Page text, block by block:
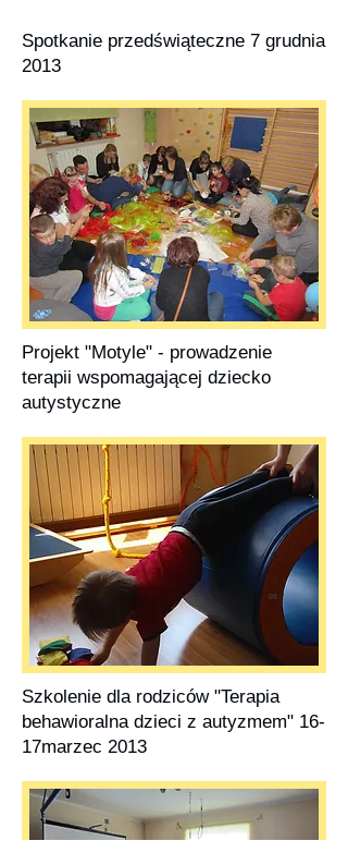
Spotkanie przedświąteczne 7 grudnia
2013
Projekt "Motyle" - prowadzenie
terapii wspomagającej dziecko
autystyczne
Szkolenie dla rodziców "Terapia
behawioralna dzieci z autyzmem" 16-
17marzec 2013